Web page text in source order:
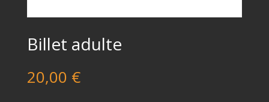
Billet adulte
20,00 €